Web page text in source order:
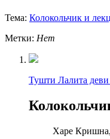
Тема: Колокольчик и
Метки: Нет
Тушти Лалита деви
Харе